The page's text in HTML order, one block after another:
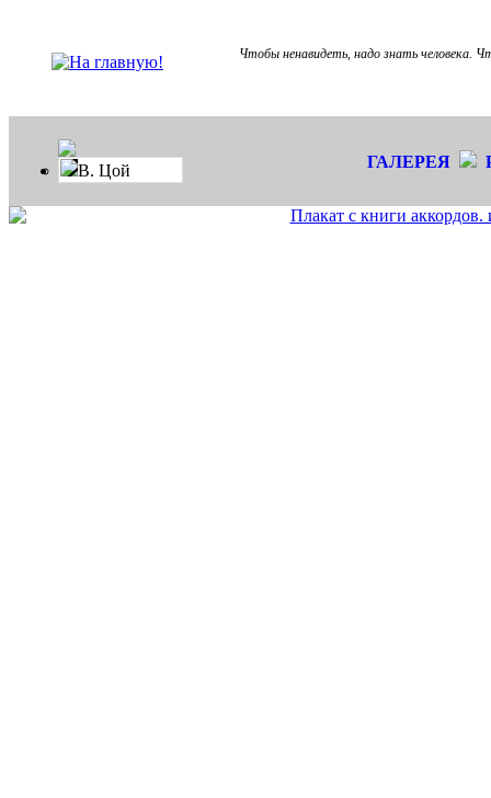
Чтобы ненавидеть, надо знать человека.
В. Цой ГАЛЕРЕЯ